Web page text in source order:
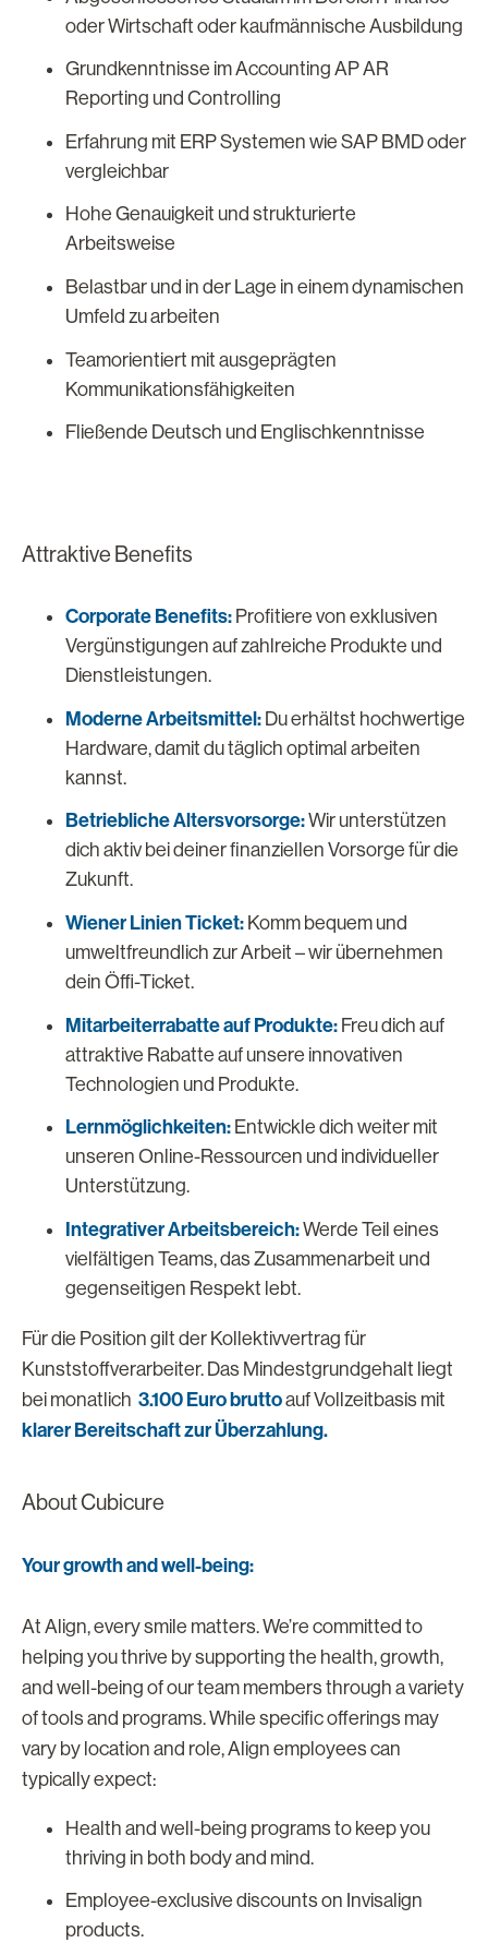
oder Wirtschaft oder kaufmännische Ausbildung
Grundkenntnisse im Accounting AP AR
Reporting und Controlling
Erfahrung mit ERP Systemen wie SAP BMD oder
vergleichbar
Hohe Genauigkeit und strukturierte
Arbeitsweise
Belastbar und in der Lage in einem dynamischen
Umfeld zu arbeiten
Teamorientiert mit ausgeprägten
Kommunikationsfähigkeiten
Fließende Deutsch und Englischkenntnisse
Attraktive Benefits
Corporate Benefits: Profitiere von exklusiven
Vergünstigungen auf zahlreiche Produkte und
Dienstleistungen.
Moderne Arbeitsmittel: Du erhältst hochwertige
Hardware, damit du täglich optimal arbeiten
kannst.
Betriebliche Altersvorsorge:Wir unterstützen
dich aktiv bei deiner finanziellen Vorsorge für die
Zukunft.
Wiener Linien Ticket: Komm bequem und
umweltfreundlich zur Arbeit – wir übernehmen
dein Öffi-Ticket.
Mitarbeiterrabatte auf Produkte: Freu dich auf
attraktive Rabatte auf unsere innovativen
Technologien und Produkte.
Lernmöglichkeiten: Entwickle dich weiter mit
unseren Online-Ressourcen und individueller
Unterstützung.
Integrativer Arbeitsbereich:Werde Teil eines
vielfältigen Teams, das Zusammenarbeit und
gegenseitigen Respekt lebt.
Für die Position gilt der Kollektivvertrag für
Kunststoffverarbeiter. Das Mindestgrundgehalt liegt
bei monatlich 3.100Euro bruttoauf Vollzeitbasis mit
klarer Bereitschaft zur Überzahlung.
About Cubicure
Your growth and well-being:
At Align, every smile matters. We’re committed to
helping you thrive by supporting the health, growth,
and well-being of our team members through a variety
of tools and programs. While specific offerings may
vary by location and role, Align employees can
typically expect:
Health and well-being programs to keep you
thriving in both body and mind.
Employee-exclusive discounts on Invisalign
products.